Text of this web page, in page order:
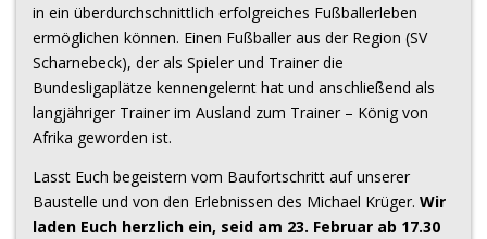
in ein überdurchschnittlich erfolgreiches Fußballerleben
ermöglichen können. Einen Fußballer aus der Region (SV
Scharnebeck), der als Spieler und Trainer die
Bundesligaplätze kennengelernt hat und anschließend als
langjähriger Trainer im Ausland zum Trainer – König von
Afrika geworden ist.
Lasst Euch begeistern vom Baufortschritt auf unserer
Baustelle und von den Erlebnissen des Michael Krüger. Wir
laden Euch herzlich ein, seid am 23. Februar ab 17.30